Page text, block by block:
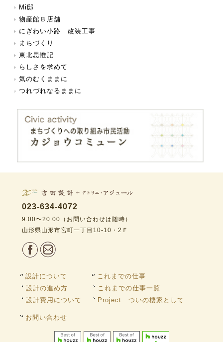
Mi邸
物産館Ｂ店舗
にぎわい小路 改装工事
まちづくり
東北思惟記
らしさを求めて
気のむくままに
つれづれなるままに
023-634-4072
9:00〜20:00（お問い合わせは随時）
山形県山形市宮町一丁目10-10・2Ｆ
設計について
設計の進め方
設計費用について
これまでの仕事
これまでの仕事一覧
Project ついの棲家として
お問い合わせ